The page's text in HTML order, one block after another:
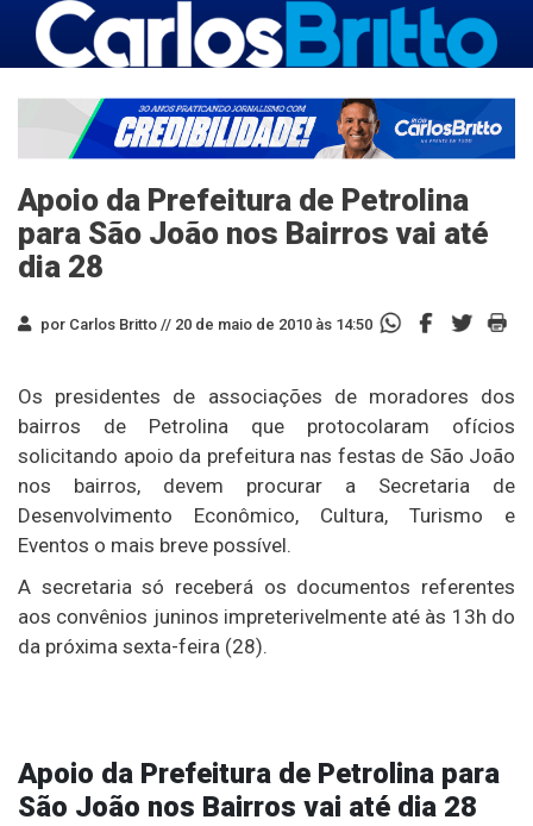
Apoio da Prefeitura de Petrolina
para São João nos Bairros vai até
dia 28
por Carlos Britto // 20 de maio de 2010 às 14:50
Os presidentes de associações de moradores dos
bairros de Petrolina que protocolaram ofícios
solicitando apoio da prefeitura nas festas de São João
nos bairros, devem procurar a Secretaria de
Desenvolvimento Econômico, Cultura, Turismo e
Eventos o mais breve possível.
A secretaria só receberá os documentos referentes
aos convênios juninos impreterivelmente até às 13h do
da próxima sexta-feira (28).
Apoio da Prefeitura de Petrolina para
São João nos Bairros vai até dia 28